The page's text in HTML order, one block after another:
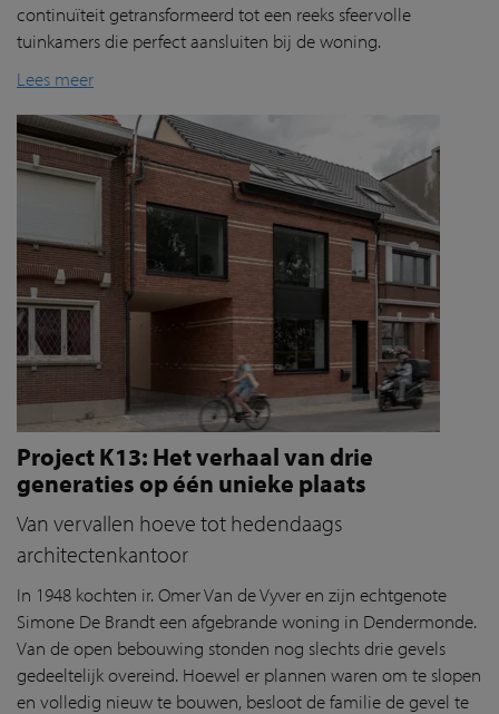
continuïteit getransformeerd tot een reeks sfeervolle
tuinkamers die perfect aansluiten bij de woning.
Lees meer
Project K13: Het verhaal van drie
generaties op één unieke plaats
Van vervallen hoeve tot hedendaags
architectenkantoor
In 1948 kochten ir. Omer Van de Vyver en zijn echtgenote
Simone De Brandt een afgebrande woning in Dendermonde.
Van de open bebouwing stonden nog slechts drie gevels
gedeeltelijk overeind. Hoewel er plannen waren om te slopen
en volledig nieuw te bouwen, besloot de familie de gevel te